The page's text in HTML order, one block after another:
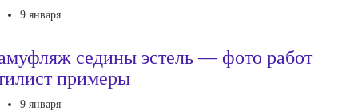
9 января
седины эстель — фото работ
примеры
9 января